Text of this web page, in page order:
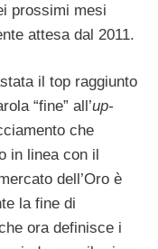
prossimi mesi
attesa dal 2011.
il top raggiunto
“fine” all’up-
che
in linea con il
dell’Oro è
la fine di
ora definisce i